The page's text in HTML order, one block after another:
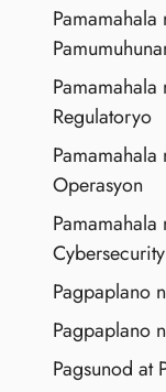
Regulatoryo
Operasyon
Cybersecurity
Pagpaplano
Pagpaplano
Pagsunod at